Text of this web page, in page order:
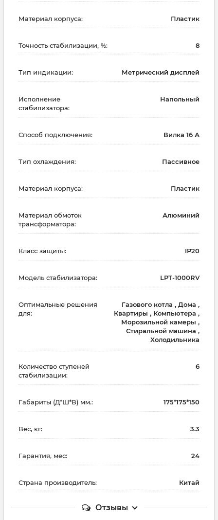
Материал корпуса: Пластик
Точность стабилизации, %: 8
Тип индикации: Метрический дисплей
Исполнение
стабилизатора:
Напольный
Способ подключения: Вилка 16 А
Тип охлаждения: Пассивное
Материал корпуса: Пластик
Материал обмоток
трансформатора:
Алюминий
Класс защиты: IP20
Модель стабилизатора: LPT-1000RV
Оптимальные решения
для:
Газового котла , Дома ,
Квартиры , Компьютера ,
Морозильной камеры ,
Стиральной машина ,
Холодильника
Количество ступеней
стабилизации:
6
Габариты (Д*Ш*В) мм.: 175*175*150
Вес, кг: 3.3
Гарантия, мес: 24
Страна производитель: Китай
Отзывы